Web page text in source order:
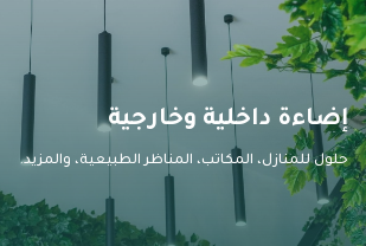
إضاءة داخلية وخارجية
حلول للمنازل، المكاتب، المناظر الطبيعية، والمزيد.